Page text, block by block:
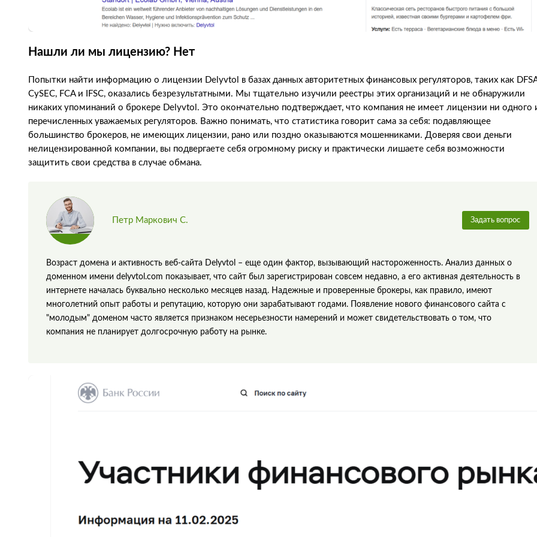
Нашли ли мы лицензию? Нет
Попытки найти информацию о лицензии Delyvtol в базах данных авторитетных финансовых регуляторов, таких как
CySEC, FCA и IFSC, оказались безрезультатными. Мы тщательно изучили реестры этих организаций и не обнаружили
никаких упоминаний о брокере Delyvtol. Это окончательно подтверждает, что компания не имеет лицензии ни одного
перечисленных уважаемых регуляторов. Важно понимать, что статистика говорит сама за себя: подавляющее
большинство брокеров, не имеющих лицензии, рано или поздно оказываются мошенниками. Доверяя свои деньги
нелицензированной компании, вы подвергаете себя огромному риску и практически лишаете себя возможности
защитить свои средства в случае обмана.
Петр Маркович С. Задать вопрос
Возраст домена и активность веб-сайта Delyvtol – еще один фактор, вызывающий настороженность. Анализ данных о
доменном имени delyvtol.com показывает, что сайт был зарегистрирован совсем недавно, а его активная деятельность в
интернете началась буквально несколько месяцев назад. Надежные и проверенные брокеры, как правило, имеют
многолетний опыт работы и репутацию, которую они зарабатывают годами. Появление нового финансового сайта с
"молодым" доменом часто является признаком несерьезности намерений и может свидетельствовать о том, что
компания не планирует долгосрочную работу на рынке.